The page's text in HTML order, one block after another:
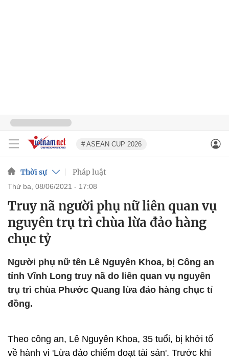
# ASEAN CUP 2026
Thời sự Pháp luật
thứ ba, 08/06/2021 - 17:08
Truy nã người phụ nữ liên quan vụ
nguyên trụ trì chùa lừa đảo hàng
chục tỷ
Người phụ nữ tên Lê Nguyên Khoa, bị Công an
tỉnh Vĩnh Long truy nã do liên quan vụ nguyên
trụ trì chùa Phước Quang lừa đảo hàng chục tỉ
đồng.
Theo công an, Lê Nguyên Khoa, 35 tuổi, bị khởi tố
về hành vi 'Lừa đảo chiếm đoạt tài sản'. Trước khi